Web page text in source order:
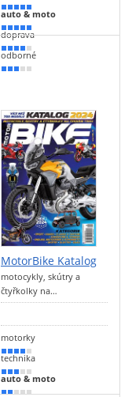
100 %
auto & moto
90 %
doprava
80 %
odborné
50 %
MotorBike Katalog
motocykly, skútry a
čtyřkolky na…
motorky
80 %
technika
60 %
auto & moto